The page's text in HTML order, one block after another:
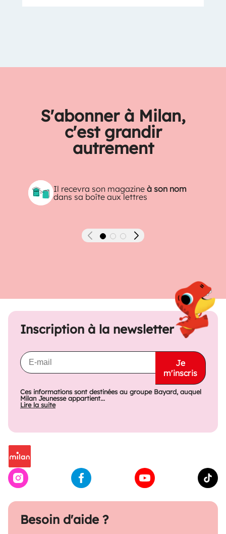
S'abonner à Milan,
c'est grandir
autrement
Il recevra son magazineà son nom
dans sa boîte aux lettres
Précédent Suivant
Besoin d'aide ?
Inscription à la newsletter
Je
m'inscris
Ces informations sont destinées au groupe Bayard, auquel
Milan Jeunesse appartient...
Lire la suite